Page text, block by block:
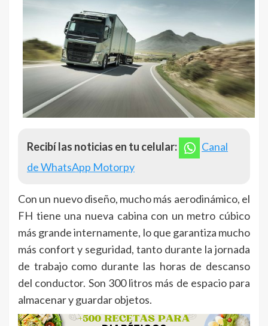
Recibí las noticias en tu celular:
Canal
de WhatsApp Motorpy
Con un nuevo diseño, mucho más aerodinámico, el
FH tiene una nueva cabina con un metro cúbico
más grande internamente, lo que garantiza mucho
más confort y seguridad, tanto durante la jornada
de trabajo como durante las horas de descanso
del conductor. Son 300 litros más de espacio para
almacenar y guardar objetos.